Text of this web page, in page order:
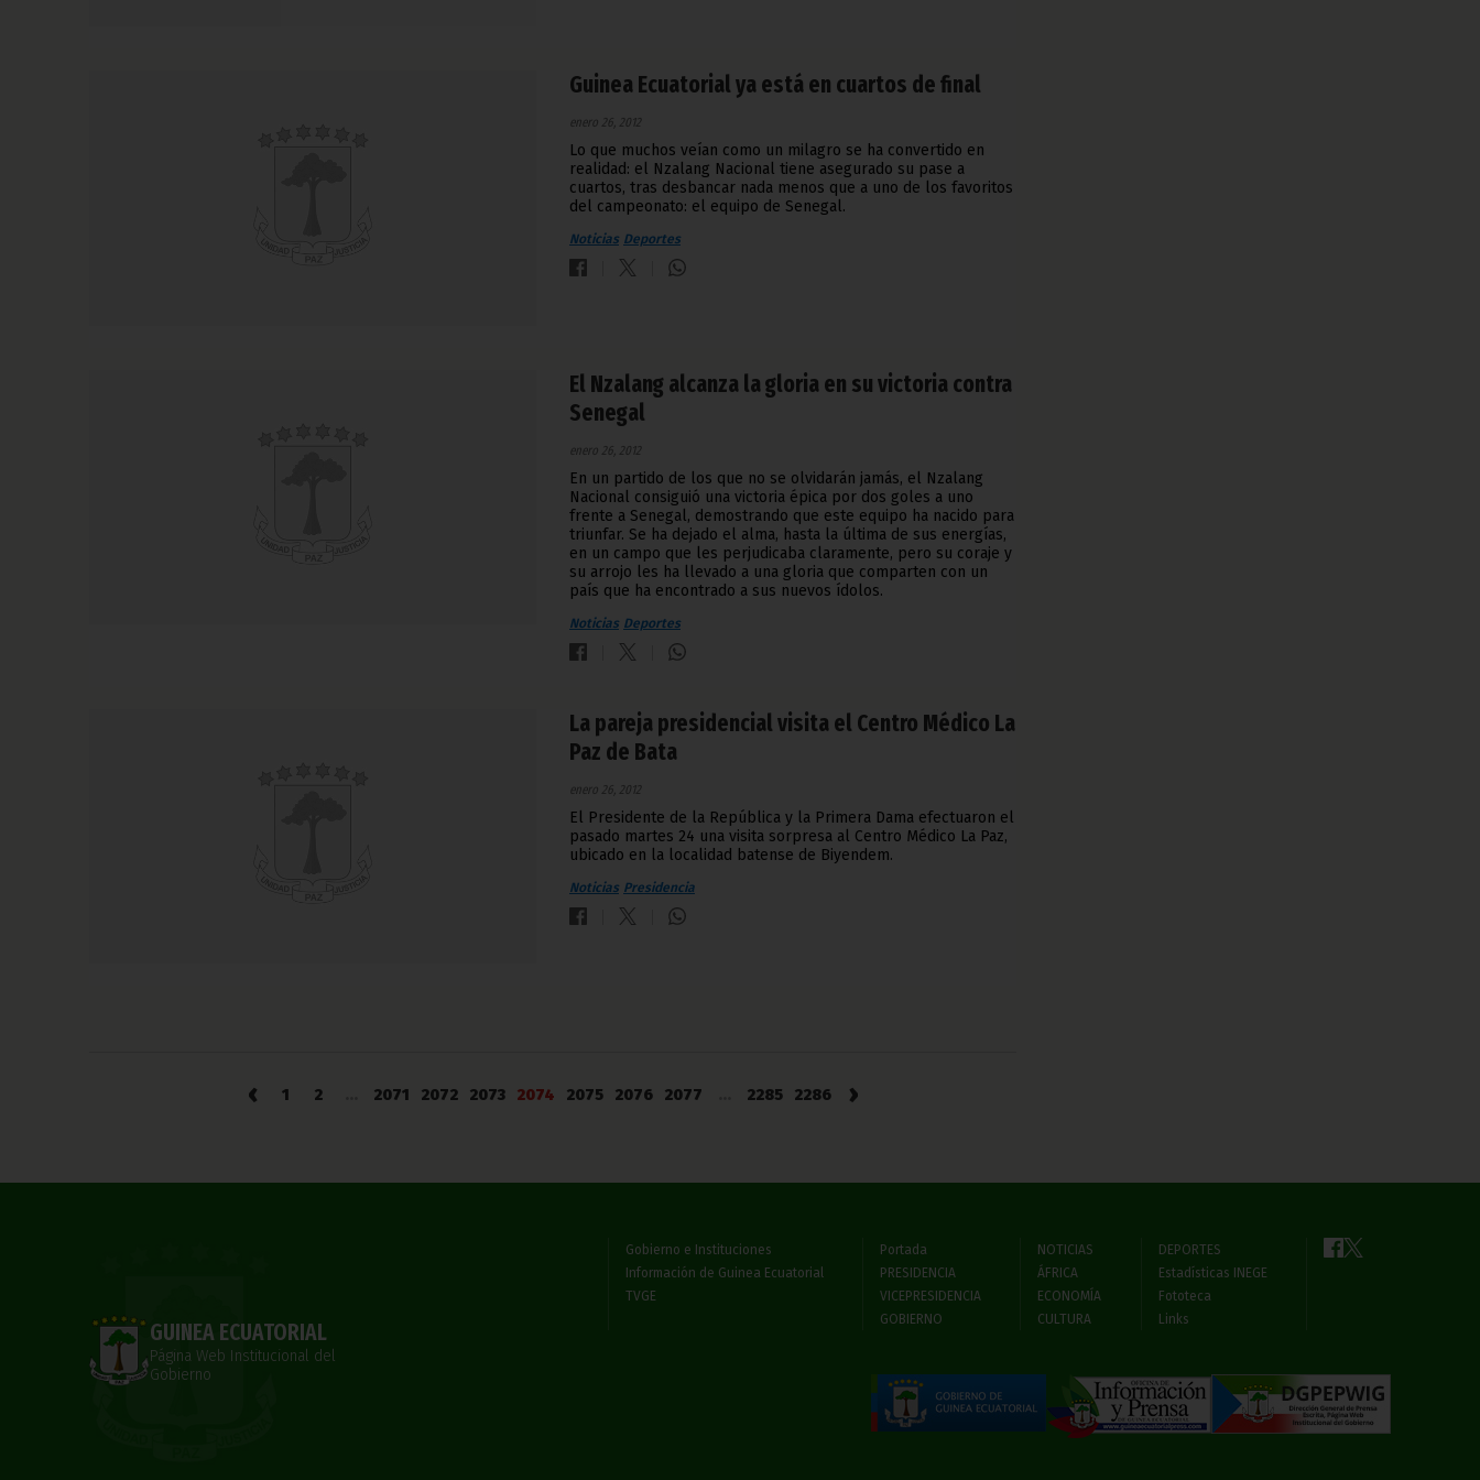
Guinea Ecuatorial ya está en cuartos de final
enero 26, 2012
Lo que muchos veían como un milagro se ha convertido en
realidad: el Nzalang Nacional tiene asegurado su pase a
cuartos, tras desbancar nada menos que a uno de los favoritos
del campeonato: el equipo de Senegal.
Noticias Deportes
El Nzalang alcanza la gloria en su victoria contra
Senegal
enero 26, 2012
En un partido de los que no se olvidarán jamás, el Nzalang
Nacional consiguió una victoria épica por dos goles a uno
frente a Senegal, demostrando que este equipo ha nacido para
triunfar. Se ha dejado el alma, hasta la última de sus energías,
en un campo que les perjudicaba claramente, pero su coraje y
su arrojo les ha llevado a una gloria que comparten con un
país que ha encontrado a sus nuevos ídolos.
Noticias Deportes
La pareja presidencial visita el Centro Médico La
Paz de Bata
enero 26, 2012
El Presidente de la República y la Primera Dama efectuaron el
pasado martes 24 una visita sorpresa al Centro Médico La Paz,
ubicado en la localidad batense de Biyendem.
Noticias Presidencia
‹ 1 2 2071 2072 2073 2074 2075 2076 2077 2285 2286 ›
GUINEA ECUATORIAL
Página Web Institucional del
Gobierno
Gobierno e Instituciones
Información de Guinea Ecuatorial
TVGE
Portada
PRESIDENCIA
VICEPRESIDENCIA
GOBIERNO
NOTICIAS
ÁFRICA
ECONOMÍA
CULTURA
DEPORTES
Estadísticas INEGE
Fototeca
Links